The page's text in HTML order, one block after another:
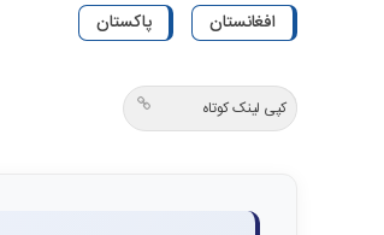
افغانستان پاکستان
کپی لینک کوتاه